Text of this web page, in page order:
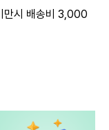
만시 배송비 3,000